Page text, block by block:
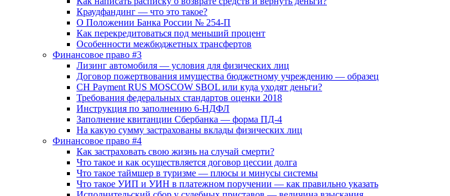
Краудфандинг — что это такое?
О Положении Банка России № 254-П
Как перекредитоваться под меньший процент
Особенности межбюджетных трансфертов
Финансовое право #3
Лизинг автомобиля — условия для физических лиц
Договор пожертвования имущества бюджетному учреждению — образец
CH Payment RUS MOSCOW SBOL или куда уходят деньги?
Требования федеральных стандартов оценки 2018
Инструкция по заполнению 6-НДФЛ
Заполнение квитанции Сбербанка — форма ПД-4
На какую сумму застрахованы вклады физических лиц
Финансовое право #4
Как застраховать свою жизнь на случай смерти?
Что такое и как осуществляется договор цессии долга
Что такое таймшер в туризме — плюсы и минусы системы
Что такое УИП и УИН в платежном поручении — как правильно указать